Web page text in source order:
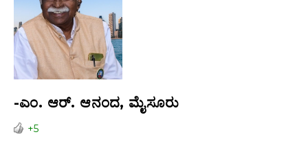
-ಎಂ. ಆರ್.‌ ಆನಂದ, ಮೈಸೂರು
+5